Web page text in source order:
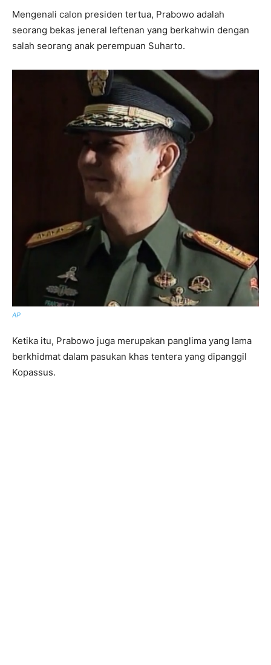
Mengenali calon presiden tertua, Prabowo adalah
seorang bekas jeneral leftenan yang berkahwin dengan
salah seorang anak perempuan Suharto.
AP
Ketika itu, Prabowo juga merupakan panglima yang lama
berkhidmat dalam pasukan khas tentera yang dipanggil
Kopassus.